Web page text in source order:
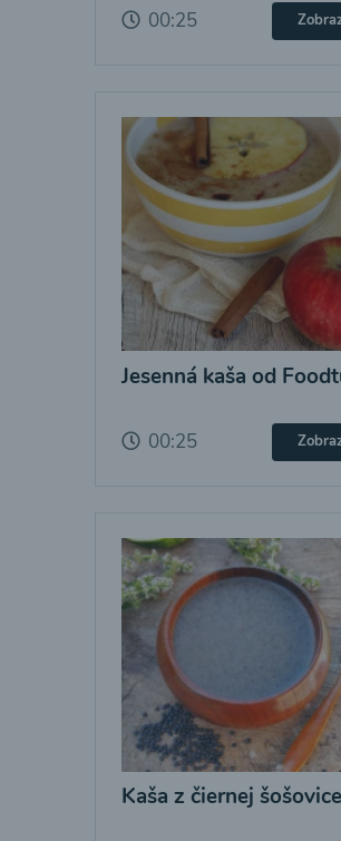
00:25
Jesenná kaša od
00:25
Kaša z čiernej šošovice